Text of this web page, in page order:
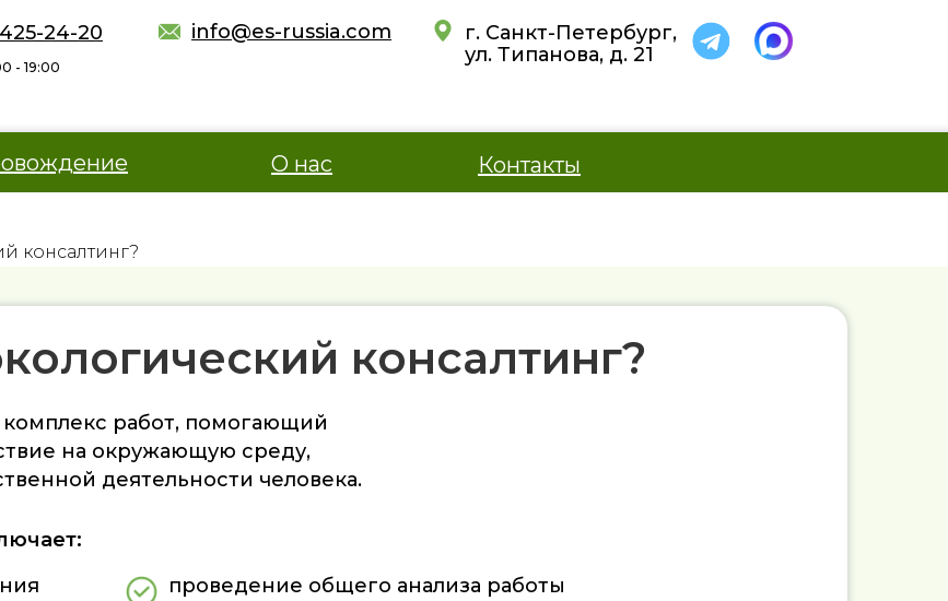
О нас Контакты
24-20
- 19:00
info@es-russia.com
г. Санкт-Петербург,
ул. Типанова, д. 21
консалтинг?
консалтинг?
работ, помогающий
на окружающую среду,
деятельности человека.
проведение общего анализа работы